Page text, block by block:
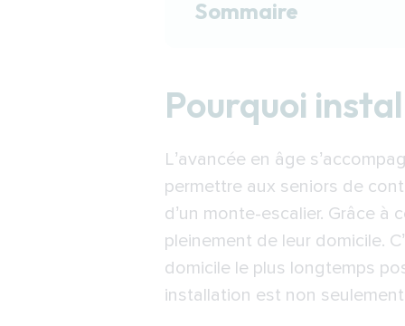
Sommaire
Comment choisir un
Comment
Financer
Trouver un
Pourquoi
L’avancée en âge
permettre aux seniors de
d’un monte-escalier. Grâce
pleinement de leur domicile.
domicile le plus longtemps
installation est non